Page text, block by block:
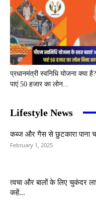
प्रधानमंत्री स्वनिधि योजना क्या
पाएं 50 हजार का लोन...
Lifestyle News
कब्ज और गैस से छुटकारा पाना
February 1, 2025
त्वचा और बालों के लिए चुकंदर
कहें...